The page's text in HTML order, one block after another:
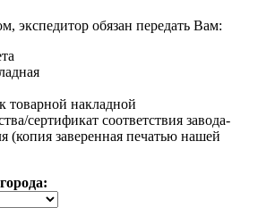
экспедитор обязан передать Вам:
товарной накладной
сертификат соответствия завода-
(копия заверенная печатью нашей